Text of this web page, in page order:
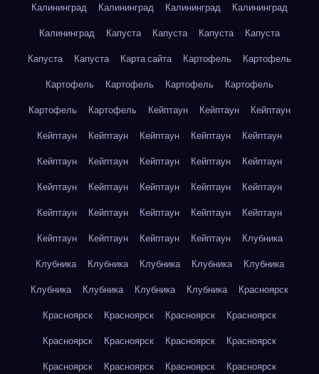
Калининград
Калининград Калининград
Калининград
Калининград
Капуста Капуста Капуста
Капуста
Капуста
Капуста Карта сайта Картофель
Картофель
Картофель
Картофель Картофель
Картофель
Картофель
Картофель Кейптаун Кейптаун
Кейптаун
Кейптаун
Кейптаун Кейптаун Кейптаун
Кейптаун
Кейптаун
Кейптаун Кейптаун Кейптаун
Кейптаун
Кейптаун
Кейптаун Кейптаун Кейптаун
Кейптаун
Кейптаун
Кейптаун Кейптаун Кейптаун
Кейптаун
Кейптаун
Кейптаун Кейптаун Кейптаун
Клубника
Клубника
Клубника Клубника Клубника
Клубника
Клубника
Клубника Клубника Клубника
Красноярск
Красноярск
Красноярск Красноярск
Красноярск
Красноярск
Красноярск Красноярск
Красноярск
Красноярск
Красноярск Красноярск
Красноярск